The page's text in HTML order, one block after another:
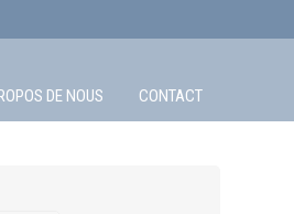
DE NOUS CONTACT